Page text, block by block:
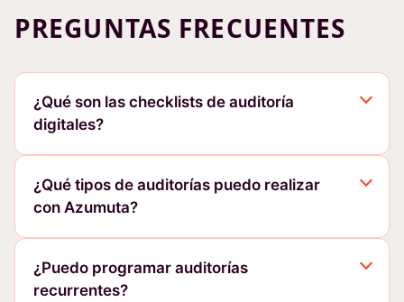
PREGUNTAS FRECUENTES
¿Qué son las checklists de auditoría
digitales?
¿Qué tipos de auditorías puedo realizar
con Azumuta?
¿Puedo programar auditorías
recurrentes?